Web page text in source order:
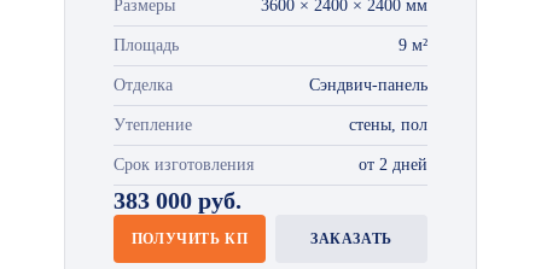
Размеры 3600 × 2400 × 2400 мм
Площадь 9 м²
Отделка Сэндвич-панель
Утепление стены, пол
Срок изготовления от 2 дней
383 000 руб.
ПОЛУЧИТЬ КП ЗАКАЗАТЬ